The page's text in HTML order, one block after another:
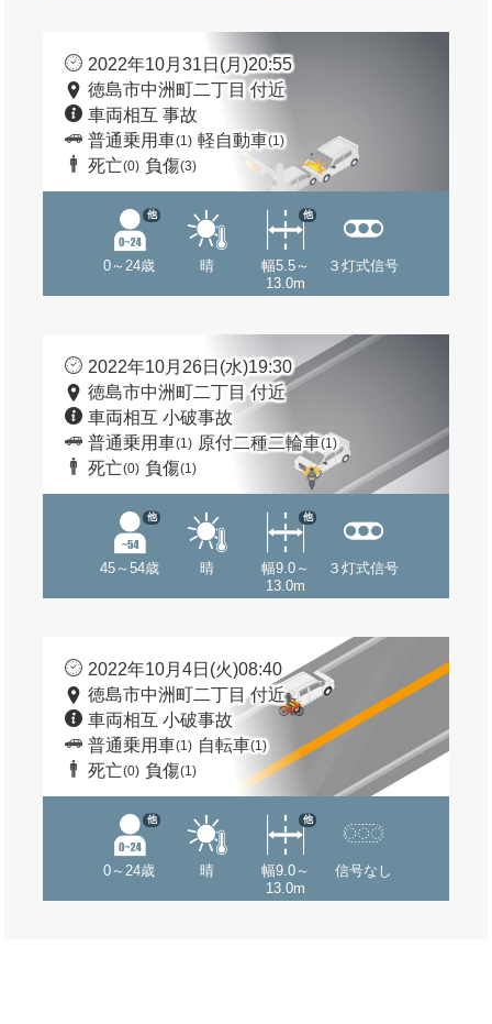
2022年10月31日(月)20:55
徳島市中洲町二丁目 付近
車両相互 事故
普通乗用車(1) 軽自動車(1)
死亡(0) 負傷(3)
0～24歳
他
晴
幅5.5～
13.0m
他
３灯式信号
2022年10月26日(水)19:30
徳島市中洲町二丁目 付近
車両相互 小破事故
普通乗用車(1) 原付二種二輪車(1)
死亡(0) 負傷(1)
45～54歳
他
晴
幅9.0～
13.0m
他
３灯式信号
2022年10月4日(火)08:40
徳島市中洲町二丁目 付近
車両相互 小破事故
普通乗用車(1) 自転車(1)
死亡(0) 負傷(1)
0～24歳
他
晴
幅9.0～
13.0m
他
信号なし